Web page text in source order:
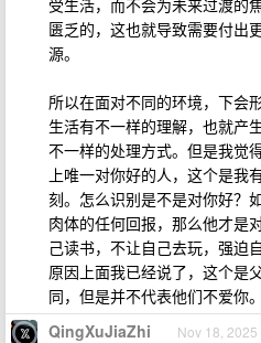
受生活，而不会为未来过渡的
匮乏的，这也就导致需要付出
源。
所以在面对不同的环境，下会
生活有不一样的理解，也就产
不一样的处理方式。但是我觉
上唯一对你好的人，这个是我
刻。怎么识别是不是对你好？
肉体的任何回报，那么他才是
己读书，不让自己去玩，强迫
原因上面我已经说了，这个是
同，但是并不代表他们不爱你。
QingXuJiaZhi Nov 18, 2025